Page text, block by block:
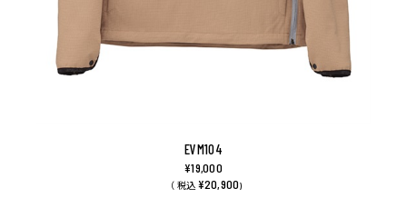
EVM104
¥19,000
（ 税込 ¥20,900)